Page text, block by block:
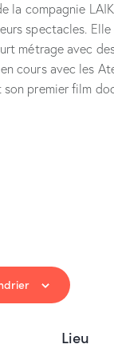
la compagnie
spectacles.
métrage avec
cours avec les
son premier film
Lieu